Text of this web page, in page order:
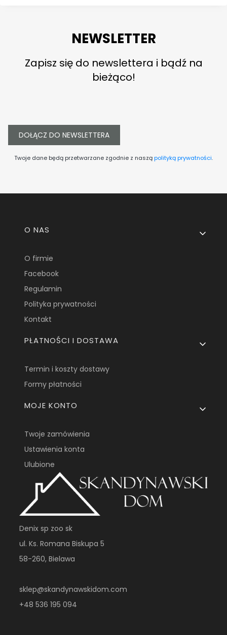
NEWSLETTER
Zapisz się do newslettera i bądź na
bieżąco!
DOŁĄCZ DO NEWSLETTERA
Twoje dane będą przetwarzane zgodnie z nasząpolityką prywatności.
Linki w stopce
O NAS
O firmie
Facebook
Regulamin
Polityka prywatności
Kontakt
PŁATNOŚCI I DOSTAWA
Termin i koszty dostawy
Formy płatności
MOJE KONTO
Twoje zamówienia
Ustawienia konta
Ulubione
Denix sp zoo sk
ul. Ks. Romana Biskupa 5
58-260, Bielawa
sklep@skandynawskidom.com
+48 536 195 094